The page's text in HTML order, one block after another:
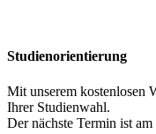
Studienorientierung
Mit unserem kostenlosen
Ihrer Studienwahl.
Der nächste Termin ist